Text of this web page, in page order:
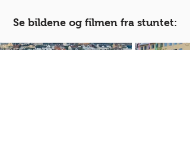
Se bildene og filmen fra stuntet: